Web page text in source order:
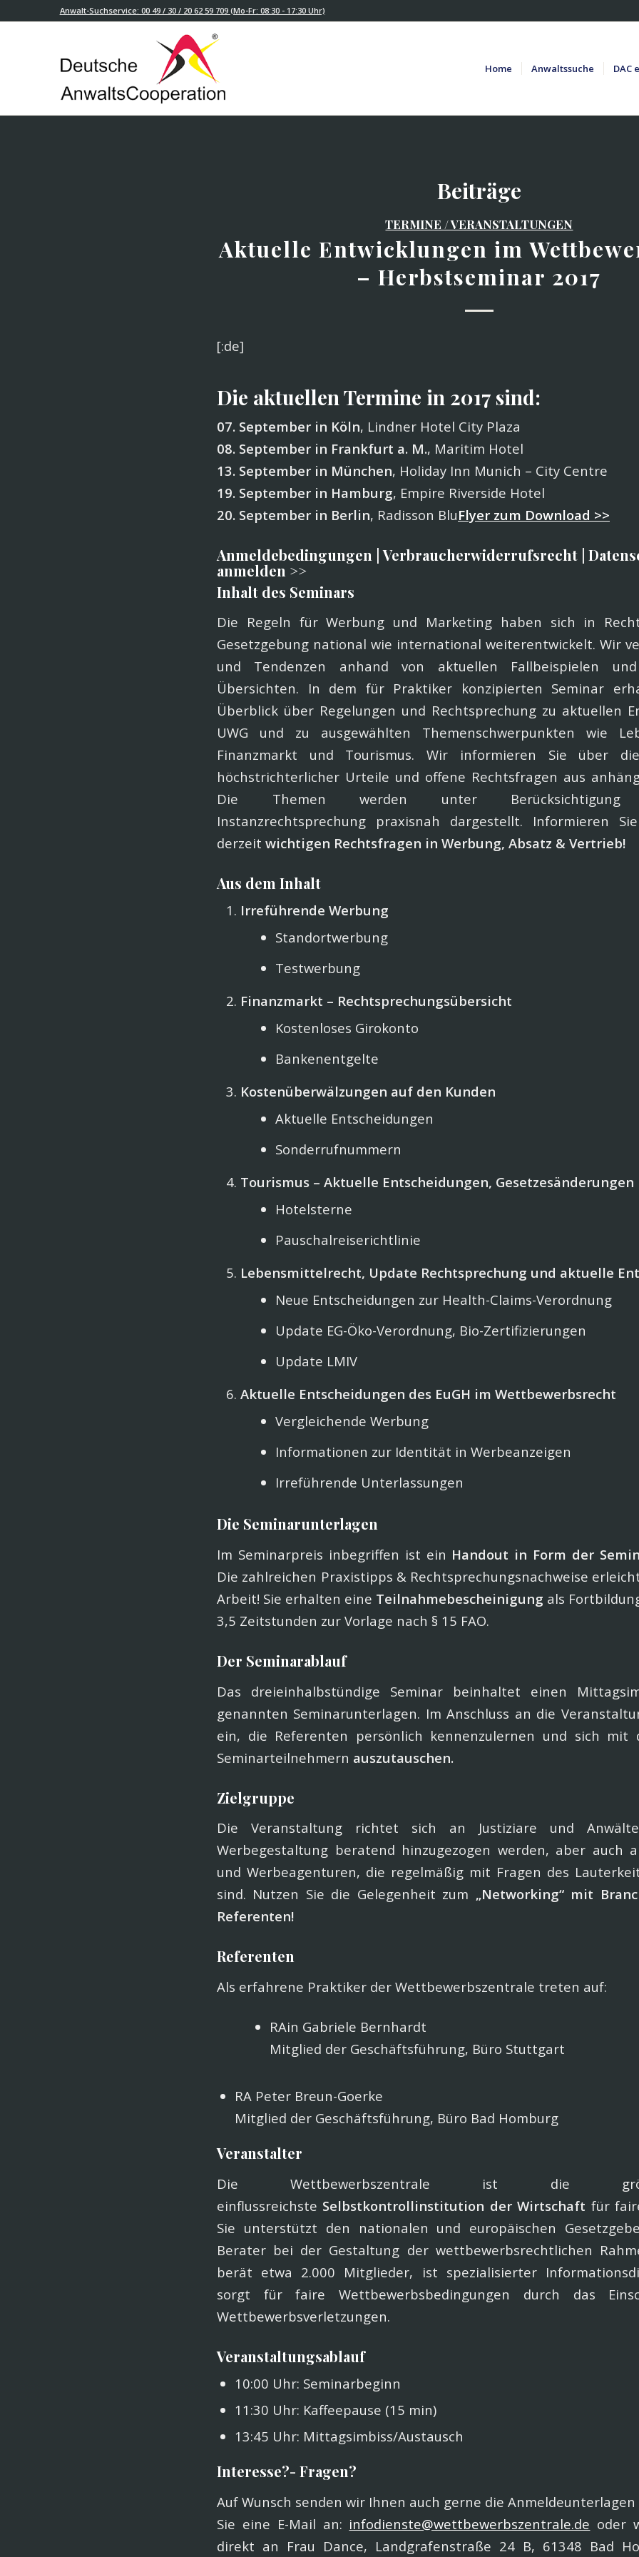
Anwalt-Suchservice: 00 49 / 30 / 20 62 59 709 (Mo-Fr: 08:30 - 17:30 Uhr)
Home Anwaltssuche DAC
Beiträge
TERMINE / VERANSTALTUNGEN
Aktuelle Entwicklungen im
– Herbstseminar 2017
[:de]
Die aktuellen Termine in 2017 sind:
07. September in Köln, Lindner Hotel City Plaza
08. September in Frankfurt a. M., Maritim Hotel
13. September in München, Holiday Inn Munich – City Centre
19. September in Hamburg, Empire Riverside Hotel
20. September in Berlin, Radisson BluFlyer zum Download >>
Anmeldebedingungen |Verbraucherwiderrufsrecht|
anmelden >>
Inhalt des Seminars
Die Regeln für Werbung und Marketing haben sich in
Gesetzgebung national wie international weiterentwickelt. Wir
und Tendenzen anhand von aktuellen Fallbeispielen und
Übersichten. In dem für Praktiker konzipierten Seminar
Überblick über Regelungen und Rechtsprechung zu aktuellen
UWG und zu ausgewählten Themenschwerpunkten wie
Finanzmarkt und Tourismus. Wir informieren Sie über die
höchstrichterlicher Urteile und offene Rechtsfragen aus
Die Themen werden unter Berücksichtigung
Instanzrechtsprechung praxisnah dargestellt. Informieren
derzeit wichtigen Rechtsfragen in Werbung, Absatz & Vertrieb!
Aus dem Inhalt
Irreführende Werbung
Standortwerbung
Testwerbung
Finanzmarkt – Rechtsprechungsübersicht
Kostenloses Girokonto
Bankenentgelte
Kostenüberwälzungen auf den Kunden
Aktuelle Entscheidungen
Sonderrufnummern
Tourismus – Aktuelle Entscheidungen, Gesetzesänderungen
Hotelsterne
Pauschalreiserichtlinie
Lebensmittelrecht, Update Rechtsprechung und aktuelle
Neue Entscheidungen zur Health-Claims-Verordnung
Update EG-Öko-Verordnung, Bio-Zertifizierungen
Update LMIV
Aktuelle Entscheidungen des EuGH im Wettbewerbsrecht
Vergleichende Werbung
Informationen zur Identität in Werbeanzeigen
Irreführende Unterlassungen
Die Seminarunterlagen
Im Seminarpreis inbegriffen ist ein Handout in Form der
Die zahlreichen Praxistipps & Rechtsprechungsnachweise
Arbeit! Sie erhalten eine Teilnahmebescheinigung als
3,5 Zeitstunden zur Vorlage nach § 15 FAO.
Der Seminarablauf
Das dreieinhalbstündige Seminar beinhaltet einen
genannten Seminarunterlagen. Im Anschluss an die
ein, die Referenten persönlich kennenzulernen und sich mit
Seminarteilnehmern auszutauschen.
Zielgruppe
Die Veranstaltung richtet sich an Justiziare und
Werbegestaltung beratend hinzugezogen werden, aber auch
und Werbeagenturen, die regelmäßig mit Fragen des
sind. Nutzen Sie die Gelegenheit zum „Networking“ mit
Referenten!
Referenten
Als erfahrene Praktiker der Wettbewerbszentrale treten auf:
RAin Gabriele Bernhardt
Mitglied der Geschäftsführung, Büro Stuttgart
RA Peter Breun-Goerke
Mitglied der Geschäftsführung, Büro Bad Homburg
Veranstalter
Die Wettbewerbszentrale ist die
einflussreichste Selbstkontrollinstitution der Wirtschaft für
Sie unterstützt den nationalen und europäischen
Berater bei der Gestaltung der wettbewerbsrechtlichen
berät etwa 2.000 Mitglieder, ist spezialisierter
sorgt für faire Wettbewerbsbedingungen durch das
Wettbewerbsverletzungen.
Veranstaltungsablauf
10:00 Uhr: Seminarbeginn
11:30 Uhr: Kaffeepause (15 min)
13:45 Uhr: Mittagsimbiss/Austausch
Interesse?- Fragen?
Auf Wunsch senden wir Ihnen auch gerne die
Sie eine E-Mail an: infodienste@wettbewerbszentrale.de oder
direkt an Frau Dance, Landgrafenstraße 24 B, 61348 Bad